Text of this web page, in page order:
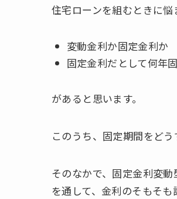
住宅ローンを組むときに悩
変動金利か固定金利か
固定金利だとして何年
があると思います。
このうち、固定期間をど
そのなかで、固定金利変動
を通して、金利のそもそも